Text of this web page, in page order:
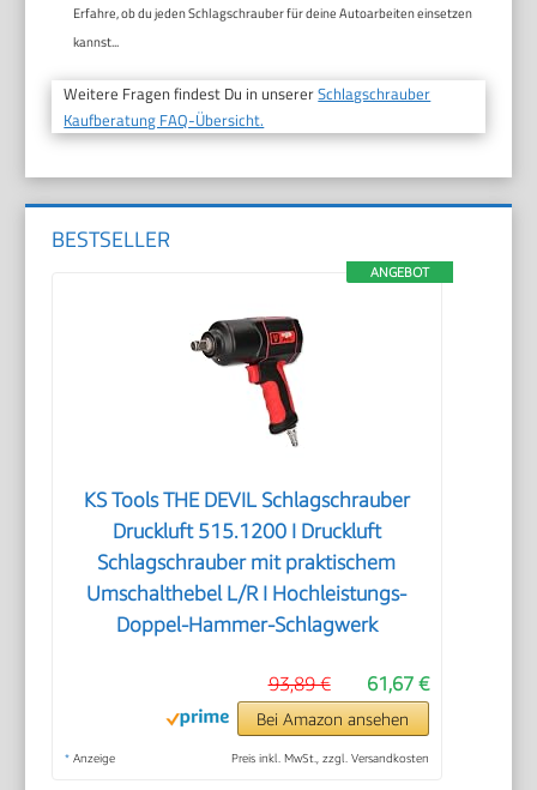
Erfahre, ob du jeden Schlagschrauber für deine Autoarbeiten einsetzen
kannst...
Weitere Fragen findest Du in unsererSchlagschrauber
Kaufberatung FAQ-Übersicht.
BESTSELLER
ANGEBOT
KS Tools THE DEVIL Schlagschrauber
Druckluft 515.1200 I Druckluft
Schlagschrauber mit praktischem
Umschalthebel L/R I Hochleistungs-
Doppel-Hammer-Schlagwerk
61,67 €
93,89 €
Bei Amazon ansehen
* Anzeige Preis inkl. MwSt., zzgl. Versandkosten